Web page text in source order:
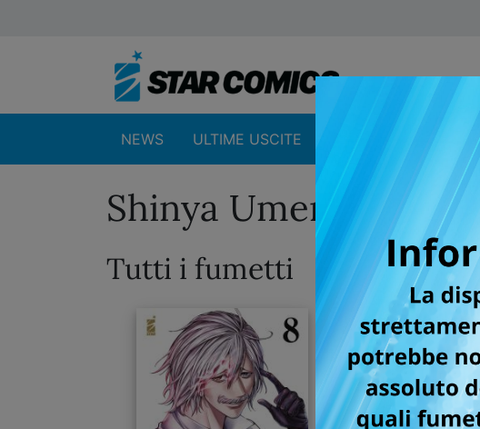
NEWS ULTIME USCITE CATALOGO
Shinya Umemura
Tutti i fumetti